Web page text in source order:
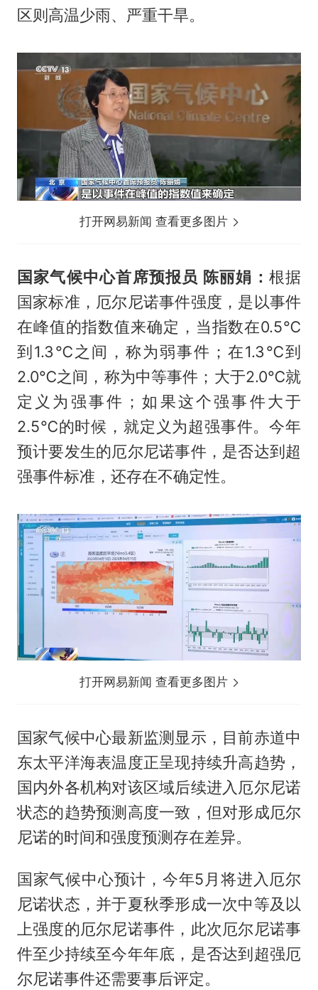
区则高温少雨、严重干旱。
打开网易新闻 查看更多图片
国家气候中心首席预报员 陈丽娟： 根据
国家标准，厄尔尼诺事件强度，是以事件
在峰值的指数值来确定，当指数在0.5℃
到1.3℃之间，称为弱事件；在1.3℃到
2.0℃之间，称为中等事件；大于2.0℃就
定义为强事件；如果这个强事件大于
2.5℃的时候，就定义为超强事件。今年
预计要发生的厄尔尼诺事件，是否达到超
强事件标准，还存在不确定性。
打开网易新闻 查看更多图片
国家气候中心最新监测显示，目前赤道中
东太平洋海表温度正呈现持续升高趋势，
国内外各机构对该区域后续进入厄尔尼诺
状态的趋势预测高度一致，但对形成厄尔
尼诺的时间和强度预测存在差异。
国家气候中心预计，今年5月将进入厄尔
尼诺状态，并于夏秋季形成一次中等及以
上强度的厄尔尼诺事件，此次厄尔尼诺事
件至少持续至今年年底，是否达到超强厄
尔尼诺事件还需要事后评定。